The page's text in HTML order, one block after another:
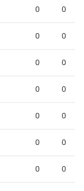
0 0
0 0
0 0
0 0
0 0
0 0
0 0